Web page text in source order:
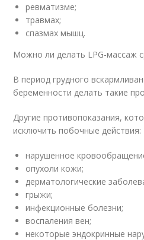
ревматизме;
травмах;
спазмах мышц.
Можно ли делать LPG-массаж
В период грудного
беременности делать такие
Другие противопоказания,
исключить побочные действия:
нарушенное
опухоли кожи;
дерматологические
грыжи;
инфекционные болезни;
воспаления вен;
некоторые эндокринные